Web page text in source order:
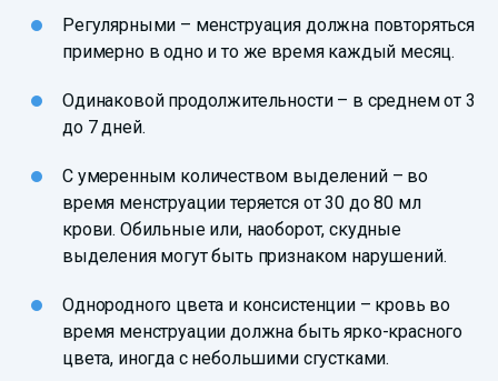
Регулярными – менструация должна повторяться
примерно в одно и то же время каждый месяц.
Одинаковой продолжительности – в среднем от 3
до 7 дней.
С умеренным количеством выделений – во
время менструации теряется от 30 до 80 мл
крови. Обильные или, наоборот, скудные
выделения могут быть признаком нарушений.
Однородного цвета и консистенции – кровь во
время менструации должна быть ярко-красного
цвета, иногда с небольшими сгустками.